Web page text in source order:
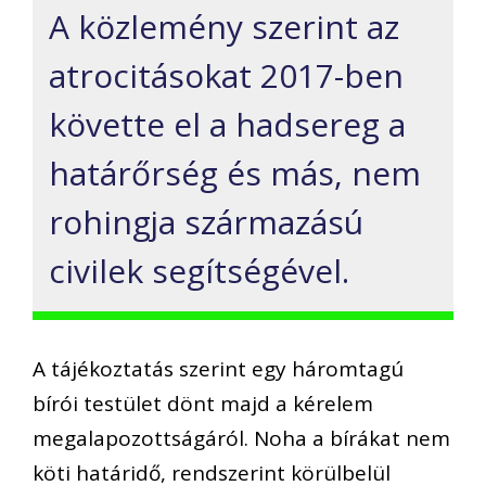
A közlemény szerint az
atrocitásokat 2017-ben
követte el a hadsereg a
határőrség és más, nem
rohingja származású
civilek segítségével.
A tájékoztatás szerint egy háromtagú
bírói testület dönt majd a kérelem
megalapozottságáról. Noha a bírákat nem
köti határidő, rendszerint körülbelül